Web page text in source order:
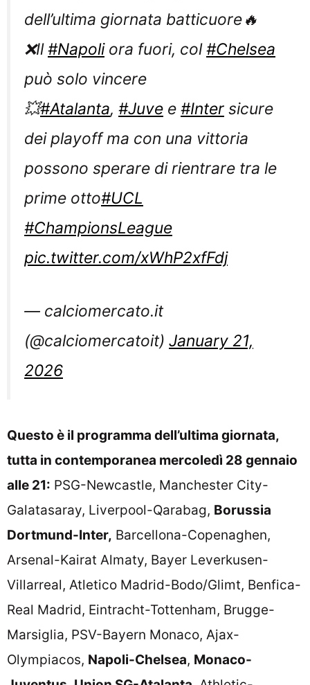
dell’ultima giornata batticuore🔥
❌Il#Napoliora fuori, col#Chelsea
può solo vincere
💥#Atalanta, #Juve e #Inter sicure
dei playoff ma con una vittoria
possono sperare di rientrare tra le
prime otto#UCL
#ChampionsLeague
pic.twitter.com/xWhP2xfFdj
— calciomercato.it
(@calciomercatoit) January 21,
2026
Questo è il programma dell’ultima giornata,
tutta in contemporanea mercoledì 28 gennaio
alle 21: PSG-Newcastle, Manchester City-
Galatasaray, Liverpool-Qarabag, Borussia
Dortmund-Inter, Barcellona-Copenaghen,
Arsenal-Kairat Almaty, Bayer Leverkusen-
Villarreal, Atletico Madrid-Bodo/Glimt, Benfica-
Real Madrid, Eintracht-Tottenham, Brugge-
Marsiglia, PSV-Bayern Monaco, Ajax-
Olympiacos, Napoli-Chelsea, Monaco-